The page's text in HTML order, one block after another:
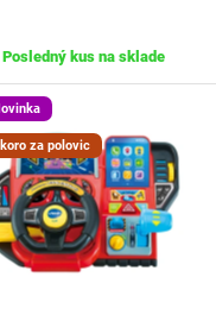
Posledný kus na sklade
za polovic